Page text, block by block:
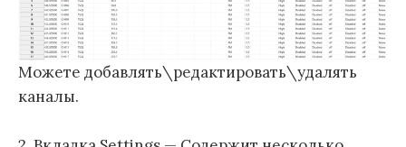
Можете добавлять\редактировать\удалять
каналы.